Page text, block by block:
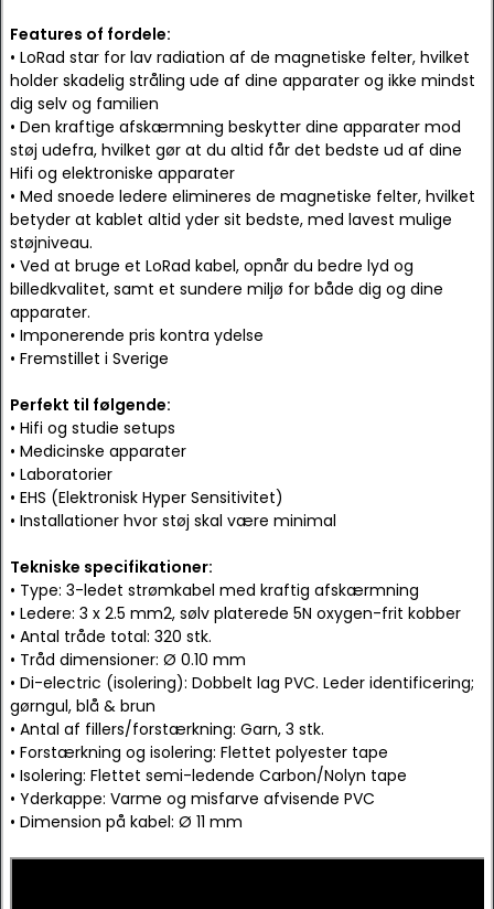
Features of fordele:
• LoRad star for lav radiation af de magnetiske felter, hvilket
holder skadelig stråling ude af dine apparater og ikke mindst
dig selv og familien
• Den kraftige afskærmning beskytter dine apparater mod
støj udefra, hvilket gør at du altid får det bedste ud af dine
Hifi og elektroniske apparater
• Med snoede ledere elimineres de magnetiske felter, hvilket
betyder at kablet altid yder sit bedste, med lavest mulige
støjniveau.
• Ved at bruge et LoRad kabel, opnår du bedre lyd og
billedkvalitet, samt et sundere miljø for både dig og dine
apparater.
• Imponerende pris kontra ydelse
• Fremstillet i Sverige
Perfekt til følgende:
• Hifi og studie setups
• Medicinske apparater
• Laboratorier
• EHS (Elektronisk Hyper Sensitivitet)
• Installationer hvor støj skal være minimal
Tekniske specifikationer:
• Type: 3-ledet strømkabel med kraftig afskærmning
• Ledere: 3 x 2.5 mm2, sølv platerede 5N oxygen-frit kobber
• Antal tråde total: 320 stk.
• Tråd dimensioner: Ø 0.10 mm
• Di-electric (isolering): Dobbelt lag PVC. Leder identificering;
gørngul, blå & brun
• Antal af fillers/forstærkning: Garn, 3 stk.
• Forstærkning og isolering: Flettet polyester tape
• Isolering: Flettet semi-ledende Carbon/Nolyn tape
• Yderkappe: Varme og misfarve afvisende PVC
• Dimension på kabel: Ø 11 mm